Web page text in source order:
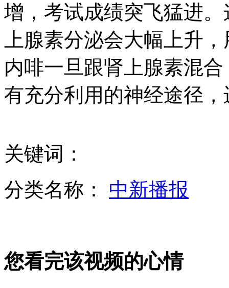
19岁男孩暴雨时戴耳机上网遭雷击身亡
一个人的皇家艺术团
女孩北京地铁殴打老人 痛下狠手拳打脚踢
增，考试成绩突飞猛进
上腺素分泌会大幅上升
内啡一旦跟肾上腺素混
有充分利用的神经途径
关键词：
分类名称： 中新播报
您看完该视频的心情